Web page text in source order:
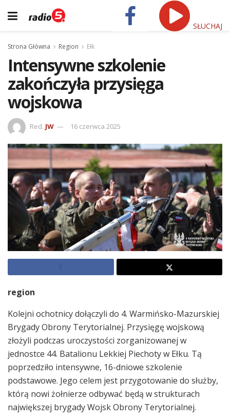
SŁUCHAJ
Strona Główna Region Ełk
Intensywne szkolenie
zakończyła przysięga
wojskowa
Red. JW 16 czerwca 2025
region
Kolejni ochotnicy dołączyli do 4. Warmińsko-Mazurskiej
Brygady Obrony Terytorialnej. Przysięgę wojskową
złożyli podczas uroczystości zorganizowanej w
jednostce 44. Batalionu Lekkiej Piechoty w Ełku. Tą
poprzedziło intensywne, 16-dniowe szkolenie
podstawowe. Jego celem jest przygotowanie do służby,
którą nowi żołnierze odbywać będą w strukturach
największej brygady Wojsk Obrony Terytorialnej.